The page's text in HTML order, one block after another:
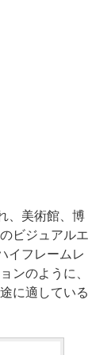
、美術館、博
ビジュアルエ
イフレームレ
ンのように、
に適している